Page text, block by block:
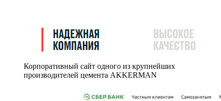
Корпоративный сайт одного из крупнейших
производителей цемента AKKERMAN